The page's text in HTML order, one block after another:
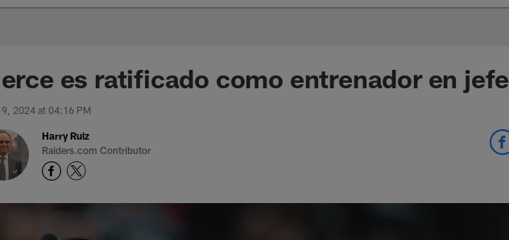
es ratificado como entrenador en jefe
2024 at 04:16 PM
Harry Ruiz
Raiders.com Contributor